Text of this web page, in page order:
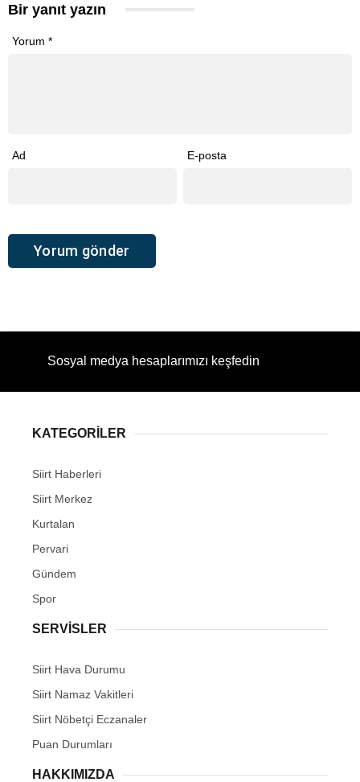
Bir yanıt yazın
Yorum *
Ad E-posta
Sosyal medya hesaplarımızı keşfedin
KATEGORİLER
Siirt Haberleri
Siirt Merkez
Kurtalan
Pervari
Gündem
Spor
SERVİSLER
Siirt Hava Durumu
Siirt Namaz Vakitleri
Siirt Nöbetçi Eczanaler
Puan Durumları
HAKKIMIZDA